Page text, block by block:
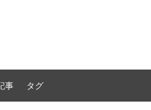
事 タグ